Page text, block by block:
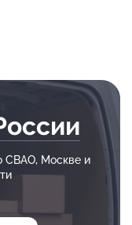
СВАО, Москве и